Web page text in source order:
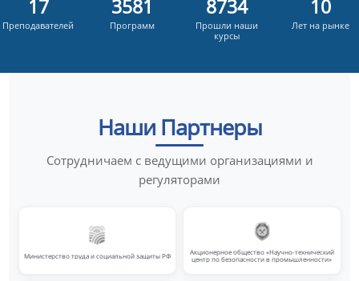
18
Преподавателей
3845
Программ
9379
Прошли наши
курсы
11
Лет на рынке
Наши Партнеры
Сотрудничаем с ведущими организациями и
регуляторами
Министерство труда и социальной защиты РФ
Акционерное общество «Научно-технический
центр по безопасности в промышленности»